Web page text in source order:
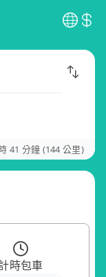
41 分鐘 (144 公里)
時包車